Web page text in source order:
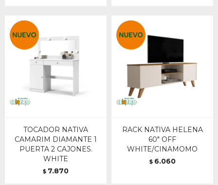
TOCADOR NATIVA
CAMARIM DIAMANTE 1
PUERTA 2 CAJONES.
WHITE
$ 7.870
RACK NATIVA HELENA
60" OFF
WHITE/CINAMOMO
$ 6.060